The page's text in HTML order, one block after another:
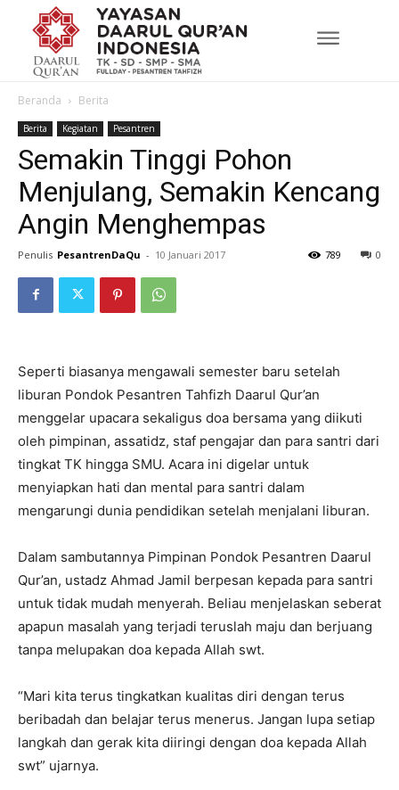
Beranda Berita
Berita Kegiatan Pesantren
Semakin Tinggi Pohon
Menjulang, Semakin Kencang
Angin Menghempas
Penulis PesantrenDaQu - 10 Januari 2017 0
789
Seperti biasanya mengawali semester baru setelah
liburan Pondok Pesantren Tahfizh Daarul Qur’an
menggelar upacara sekaligus doa bersama yang diikuti
oleh pimpinan, assatidz, staf pengajar dan para santri dari
tingkat TK hingga SMU. Acara ini digelar untuk
menyiapkan hati dan mental para santri dalam
mengarungi dunia pendidikan setelah menjalani liburan.
Dalam sambutannya Pimpinan Pondok Pesantren Daarul
Qur’an, ustadz Ahmad Jamil berpesan kepada para santri
untuk tidak mudah menyerah. Beliau menjelaskan seberat
apapun masalah yang terjadi teruslah maju dan berjuang
tanpa melupakan doa kepada Allah swt.
“Mari kita terus tingkatkan kualitas diri dengan terus
beribadah dan belajar terus menerus. Jangan lupa setiap
langkah dan gerak kita diiringi dengan doa kepada Allah
swt” ujarnya.